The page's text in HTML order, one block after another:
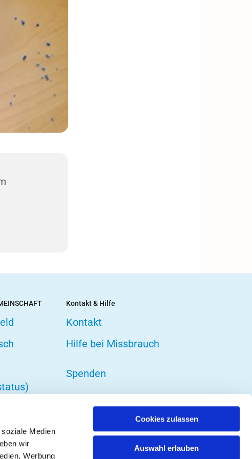
Medien
wir
Werbung
Cookies zulassen
Auswahl erlauben
Kontakt & Hilfe
Kontakt
Hilfe bei Missbrauch
Spenden